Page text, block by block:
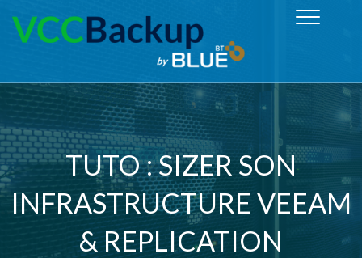
TUTO : SIZER SON
INFRASTRUCTURE VEEAM
& REPLICATION